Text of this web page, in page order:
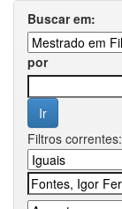
Buscar em:
por
Filtros correntes: